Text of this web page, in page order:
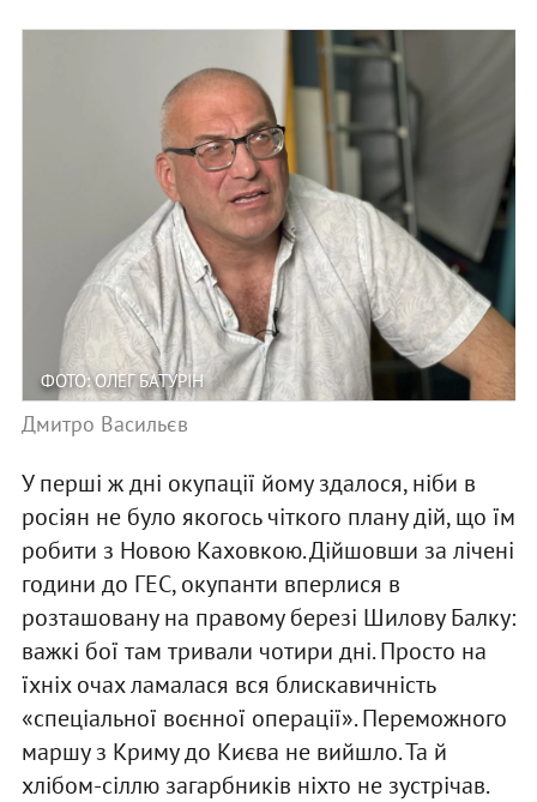
ФОТО: ОЛЕГ БАТУРІН
Дмитро Васильєв
У перші ж дні окупації йому здалося, ніби в
росіян не було якогось чіткого плану дій, що їм
робити з Новою Каховкою. Дійшовши за лічені
години до ГЕС, окупанти вперлися в
розташовану на правому березі Шилову Балку:
важкі бої там тривали чотири дні. Просто на
їхніх очах ламалася вся блискавичність
«спеціальної воєнної операції». Переможного
маршу з Криму до Києва не вийшло. Та й
хлібом-сіллю загарбників ніхто не зустрічав.